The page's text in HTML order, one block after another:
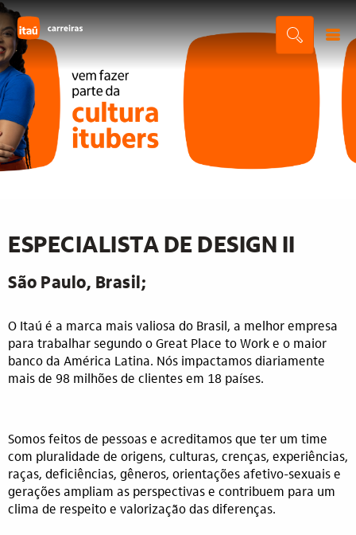
ESPECIALISTA DE DESIGN II
São Paulo, Brasil;
O Itaú é a marca mais valiosa do Brasil, a melhor empresa
para trabalhar segundo o Great Place to Work e o maior
banco da América Latina. Nós impactamos diariamente
mais de 98 milhões de clientes em 18 países.
Somos feitos de pessoas e acreditamos que ter um time
com pluralidade de origens, culturas, crenças, experiências,
raças, deficiências, gêneros, orientações afetivo-sexuais e
gerações ampliam as perspectivas e contribuem para um
clima de respeito e valorização das diferenças.